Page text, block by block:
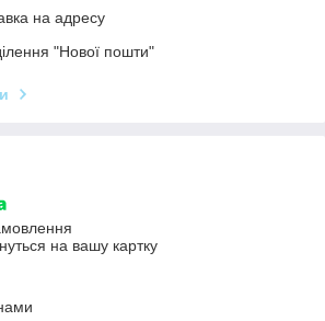
на адресу
"Нової пошти"
на вашу картку